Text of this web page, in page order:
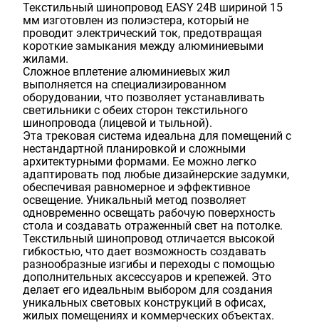
Текстильный шинопровод EASY 24В шириной 15
мм изготовлен из полиэстера, который не
проводит электрический ток, предотвращая
короткие замыкания между алюминиевыми
жилами.
Сложное вплетение алюминиевых жил
выполняется на специализированном
оборудовании, что позволяет устанавливать
светильники с обеих сторон текстильного
шинопровода (лицевой и тыльной).
Эта трековая система идеальна для помещений с
нестандартной планировкой и сложными
архитектурными формами. Ее можно легко
адаптировать под любые дизайнерские задумки,
обеспечивая равномерное и эффективное
освещение. Уникальный метод позволяет
одновременно освещать рабочую поверхность
стола и создавать отраженный свет на потолке.
Текстильный шинопровод отличается высокой
гибкостью, что дает возможность создавать
разнообразные изгибы и переходы с помощью
дополнительных аксессуаров и крепежей. Это
делает его идеальным выбором для создания
уникальных световых конструкций в офисах,
жилых помещениях и коммерческих объектах.